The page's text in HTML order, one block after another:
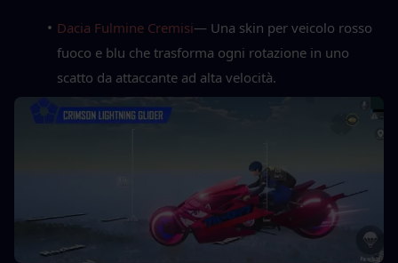
Dacia Fulmine Cremisi— Una skin per veicolo rosso
fuoco e blu che trasforma ogni rotazione in uno
scatto da attaccante ad alta velocità.